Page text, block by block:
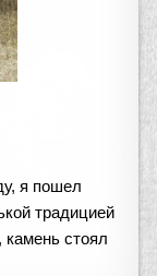
я пошел
традицией
стоял